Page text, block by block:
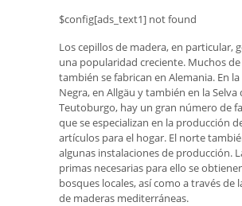
$config[ads_text1] not found
Los cepillos de madera, en particular,
una popularidad creciente. Muchos
también se fabrican en Alemania. En la
Negra, en Allgäu y también en la Selva
Teutoburgo, hay un gran número de
que se especializan en la producción
artículos para el hogar. El norte
algunas instalaciones de producción.
primas necesarias para ello se
bosques locales, así como a través de
de maderas mediterráneas.